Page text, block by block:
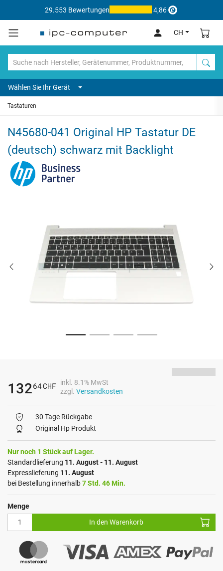
29.553 Bewertungen 4,86
CH
Wählen Sie Ihr Gerät
Tastaturen
N45680-041 Original HP Tastatur DE
(deutsch) schwarz mit Backlight
13264CHF
inkl. 8.1% MwSt
zzgl. Versandkosten
30 Tage Rückgabe
Original Hp Produkt
Nur noch 1 Stück auf Lager.
Standardlieferung 11. August - 11. August
Expresslieferung 11. August
bei Bestellung innerhalb7 Std. 46 Min.
Menge
In den Warenkorb